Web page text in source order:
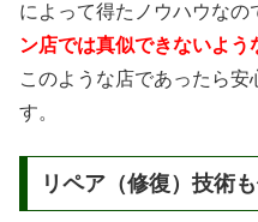
によって得たノウハウなの
ン店では真似できないよう
このような店であったら安
す。
リペア（修復）技術